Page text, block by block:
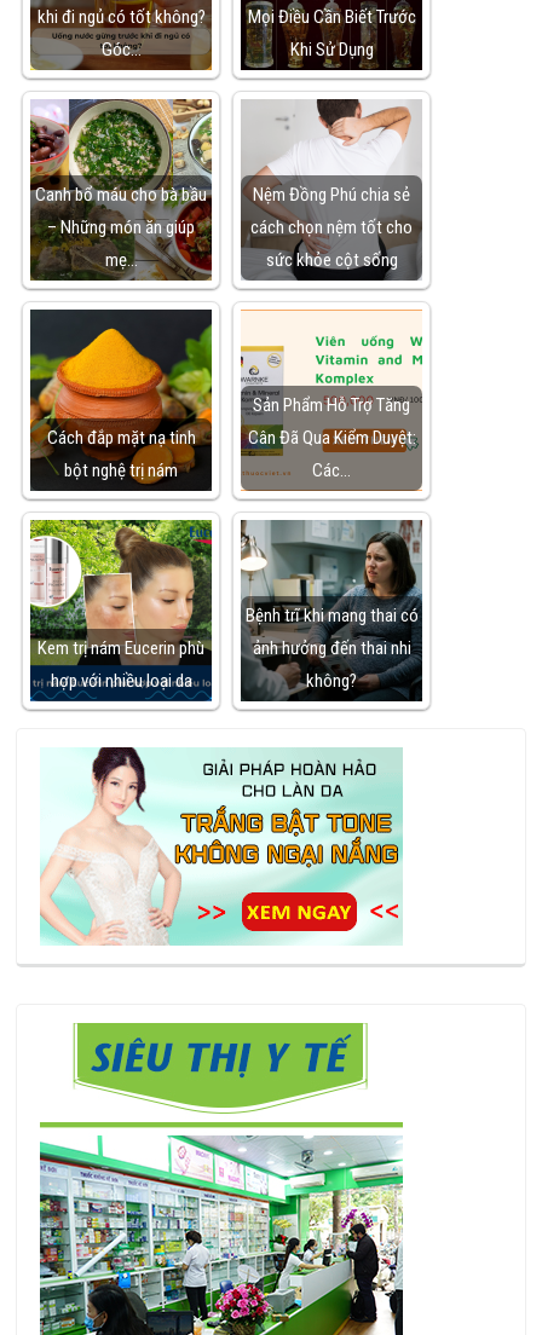
khi đi ngủ có tốt không?
Góc…
Mọi Điều Cần Biết Trước
Khi Sử Dụng
Canh bổ máu cho bà bầu
– Những món ăn giúp
mẹ…
Nệm Đồng Phú chia sẻ
cách chọn nệm tốt cho
sức khỏe cột sống
Cách đắp mặt nạ tinh
bột nghệ trị nám
Sản Phẩm Hỗ Trợ Tăng
Cân Đã Qua Kiểm Duyệt:
Các…
Kem trị nám Eucerin phù
hợp với nhiều loại da
Bệnh trĩ khi mang thai có
ảnh hưởng đến thai nhi
không?